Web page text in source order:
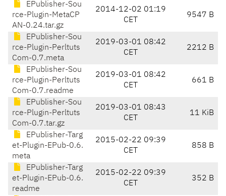
EPublisher-Sou
rce-Plugin-MetaCP
AN-0.24.tar.gz
2014-12-02 01:19
CET
9547 B
EPublisher-Sou
rce-Plugin-Perltuts
Com-0.7.meta
2019-03-01 08:42
CET
2212 B
EPublisher-Sou
rce-Plugin-Perltuts
Com-0.7.readme
2019-03-01 08:42
CET
661 B
EPublisher-Sou
rce-Plugin-Perltuts
Com-0.7.tar.gz
2019-03-01 08:43
CET
11 KiB
EPublisher-Targ
et-Plugin-EPub-0.6.
meta
2015-02-22 09:39
CET
858 B
EPublisher-Targ
et-Plugin-EPub-0.6.
readme
2015-02-22 09:39
CET
352 B